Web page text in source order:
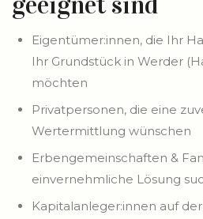
Eigentümer:innen, die Ihr
Ihr Grundstück in Werder
möchten
Privatpersonen, die eine
Wertermittlung wünschen
Erbengemeinschaften &
einvernehmliche Lösung
Kapitalanleger:innen auf